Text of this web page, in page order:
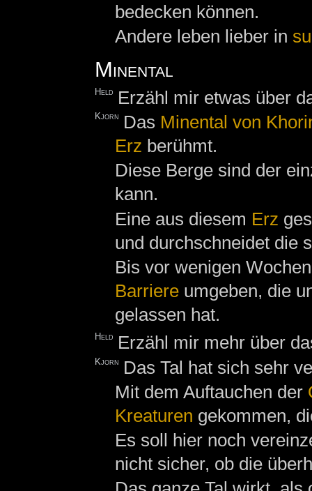
bedecken können.
Andere leben lieber in
Minental
Held Erzähl mir etwas über
Kjorn Das Minental von
Erz berühmt.
Diese Berge sind der
kann.
Eine aus diesem Erz
und durchschneidet die
Bis vor wenigen
Barriereumgeben, die
gelassen hat.
Held Erzähl mir mehr über
Kjorn
Das Tal hat sich sehr
Mit dem Auftauchen der
Kreaturen gekommen,
Es soll hier noch
nicht sicher, ob die